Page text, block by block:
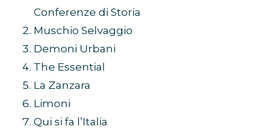
Conferenze di Storia
Muschio Selvaggio
Demoni Urbani
The Essential
La Zanzara
Limoni
Qui si fa l’Italia